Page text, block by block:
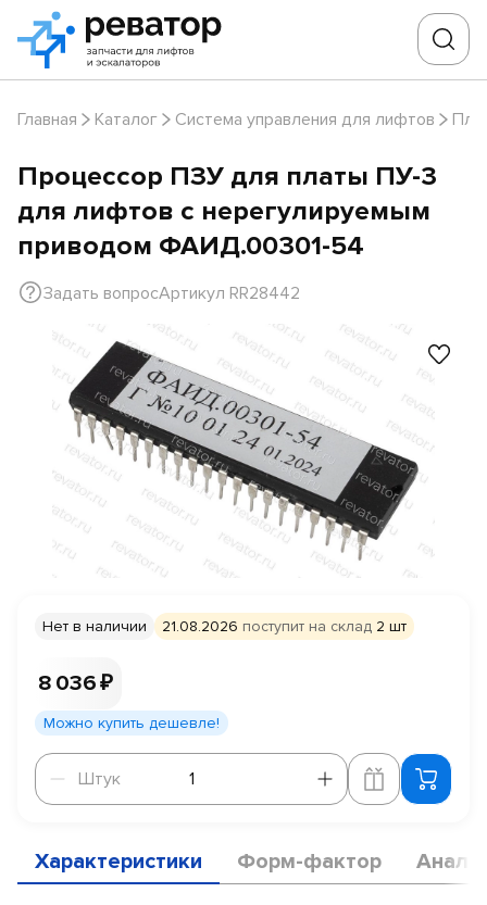
Главная Каталог Система управления для лифтов
Процессор ПЗУ для платы ПУ-3
для лифтов с нерегулируемым
приводом ФАИД.00301-54
Задать вопросАртикул RR28442
Нет в наличии 21.08.2026 поступит на склад 2 шт
8 036 ₽
Можно купить дешевле!
Штук
Штук
Характеристики Форм-фактор